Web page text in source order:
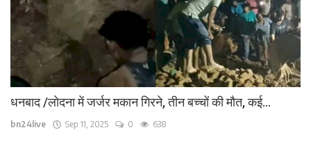
धनबाद /लोदना में जर्जर मकान गिरने, तीन बच्चों की मौत, कई...
bn24live Sep 11, 2025 0 638